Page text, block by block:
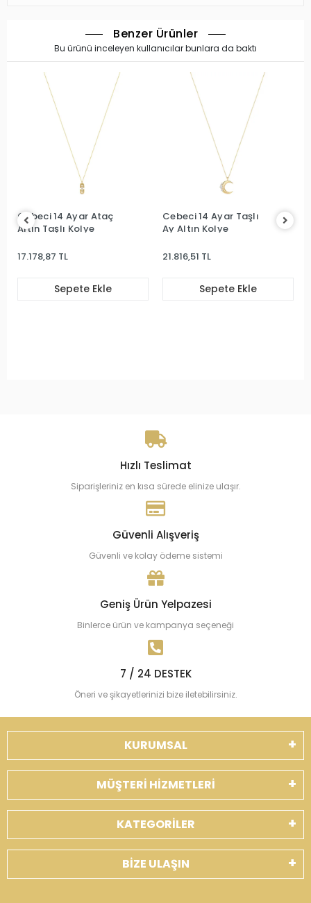
Benzer Ürünler
Bu ürünü inceleyen kullanıcılar bunlara da baktı
Cebeci 14 Ayar Ataç
Altın Taşlı Kolye
17.178,87 TL
Sepete Ekle
Cebeci 14 Ayar Taşlı
Ay Altın Kolye
21.816,51 TL
Sepete Ekle
Hızlı Teslimat
Siparişleriniz en kısa sürede elinize ulaşır.
Güvenli Alışveriş
Güvenli ve kolay ödeme sistemi
Geniş Ürün Yelpazesi
Binlerce ürün ve kampanya seçeneği
7 / 24 DESTEK
Öneri ve şikayetlerinizi bize iletebilirsiniz.
KURUMSAL
MÜŞTERİ HİZMETLERİ
KATEGORİLER
BİZE ULAŞIN